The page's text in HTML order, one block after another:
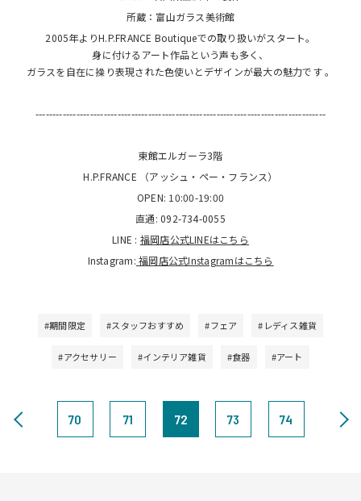
所蔵：富山ガラス美術館
2005年よりH.P.FRANCE Boutiqueでの取り扱いがスタート。
身に付けるアート作品という声も多く、
ガラスを自在に操り表現された色使いとデザインが最大の魅力です 。
-------------------------------------------------------------------------------------
東館エルガーラ3階
H.P.FRANCE （アッシュ・ペー・フランス）
OPEN: 10:00-19:00
直通: 092-734-0055
LINE : 福岡店公式LINEはこちら
Instagram: 福岡店公式Instagramはこちら
#期間限定 #スタッフおすすめ #フェア #レディス雑貨
#アクセサリー #インテリア雑貨 #食器 #アート
70 71 72 73 74